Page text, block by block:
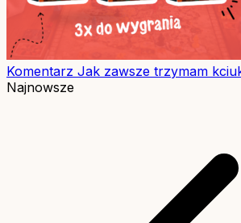
Komentarz Jak zawsze trzymam
Najnowsze